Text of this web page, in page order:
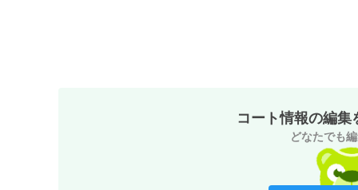
コート情報の編集
どなたでも